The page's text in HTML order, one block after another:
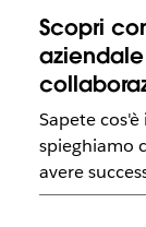
Scopri
Sapete
spieghiamo
avere